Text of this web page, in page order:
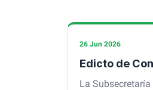
26 Jun 2026
Edicto de
La